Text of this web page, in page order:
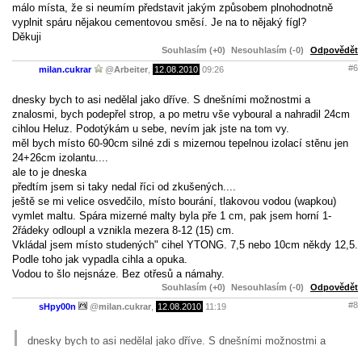
málo místa, že si neumím představit jakým způsobem plnohodnotně
vyplnit spáru nějakou cementovou směsí. Je na to nějaký fígl?
Děkuji
Souhlasím (+0) Nesouhlasím (-0) Odpovědět
milan.cukrar @Arbeiter 12.08.2010 09:26 #6
dnesky bych to asi nedělal jako dříve. S dnešními možnostmi a
znalosmi, bych podepřel strop, a po metru vše vyboural a nahradil 24cm
cihlou Heluz. Podotýkám u sebe, nevím jak jste na tom vy.
měl bych místo 60-90cm silné zdi s mizernou tepelnou izolací stěnu jen
24+26cm izolantu....
ale to je dneska
předtím jsem si taky nedal říci od zkušených....
ještě se mi velice osvedčilo, místo bourání, tlakovou vodou (wapkou)
vymlet maltu. Spára mizerné malty byla pře 1 cm, pak jsem horní 1-
2řádeky odloupl a vznikla mezera 8-12 (15) cm.
Vkládal jsem místo studených" cihel YTONG. 7,5 nebo 10cm někdy 12,5.
Podle toho jak vypadla cihla a opuka.
Vodou to šlo nejsnáze. Bez otřesů a námahy.
Souhlasím (+0) Nesouhlasím (-0) Odpovědět
sHpy00n @milan.cukrar 12.08.2010 11:19 #8
dnesky bych to asi nedělal jako dříve. S dnešními možnostmi a